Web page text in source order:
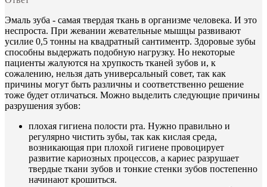
Эмаль зуба - самая твердая ткань в организме человека. И это
неспроста. При жевании жевательные мышцы развивают
усилие 0,5 тонны на квадратный сантиментр. Здоровые зубы
способны выдержать подобную нагрузку. Но некоторые
пациенты жалуются на хрупкость тканей зубов и, к
сожалению, нельзя дать универсальный совет, так как
причины могут быть различны и соответственно решение
тоже будет отличаться. Можно выделить следующие причины
разрушения зубов:
плохая гигиена полости рта. Нужно правильно и
регулярно чистить зубы, так как кислая среда,
возникающая при плохой гигиене провоцирует
развитие кариозных процессов, а кариес разрушает
твердые ткани зубов и тонкие стенки зубов постепенно
начинают крошиться.